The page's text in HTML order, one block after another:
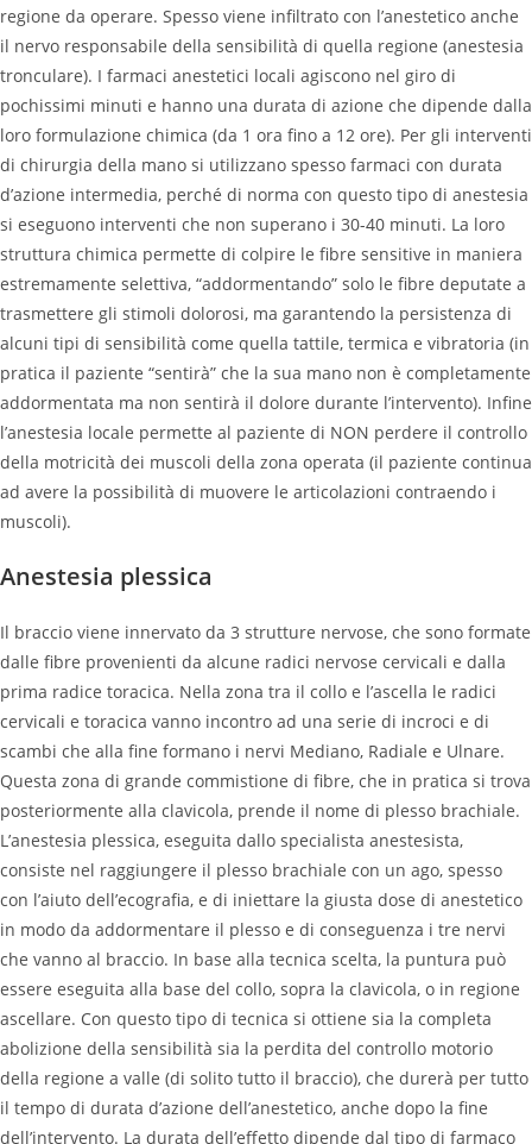
regione da operare. Spesso viene infiltrato con l’anestetico anche
il nervo responsabile della sensibilità di quella regione (anestesia
tronculare). I farmaci anestetici locali agiscono nel giro di
pochissimi minuti e hanno una durata di azione che dipende dalla
loro formulazione chimica (da 1 ora fino a 12 ore). Per gli interventi
di chirurgia della mano si utilizzano spesso farmaci con durata
d’azione intermedia, perché di norma con questo tipo di anestesia
si eseguono interventi che non superano i 30-40 minuti. La loro
struttura chimica permette di colpire le fibre sensitive in maniera
estremamente selettiva, “addormentando” solo le fibre deputate a
trasmettere gli stimoli dolorosi, ma garantendo la persistenza di
alcuni tipi di sensibilità come quella tattile, termica e vibratoria (in
pratica il paziente “sentirà” che la sua mano non è completamente
addormentata ma non sentirà il dolore durante l’intervento). Infine
l’anestesia locale permette al paziente di NON perdere il controllo
della motricità dei muscoli della zona operata (il paziente continua
ad avere la possibilità di muovere le articolazioni contraendo i
muscoli).
Anestesia plessica
Il braccio viene innervato da 3 strutture nervose, che sono formate
dalle fibre provenienti da alcune radici nervose cervicali e dalla
prima radice toracica. Nella zona tra il collo e l’ascella le radici
cervicali e toracica vanno incontro ad una serie di incroci e di
scambi che alla fine formano i nervi Mediano, Radiale e Ulnare.
Questa zona di grande commistione di fibre, che in pratica si trova
posteriormente alla clavicola, prende il nome di plesso brachiale.
L’anestesia plessica, eseguita dallo specialista anestesista,
consiste nel raggiungere il plesso brachiale con un ago, spesso
con l’aiuto dell’ecografia, e di iniettare la giusta dose di anestetico
in modo da addormentare il plesso e di conseguenza i tre nervi
che vanno al braccio. In base alla tecnica scelta, la puntura può
essere eseguita alla base del collo, sopra la clavicola, o in regione
ascellare. Con questo tipo di tecnica si ottiene sia la completa
abolizione della sensibilità sia la perdita del controllo motorio
della regione a valle (di solito tutto il braccio), che durerà per tutto
il tempo di durata d’azione dell’anestetico, anche dopo la fine
dell’intervento. La durata dell’effetto dipende dal tipo di farmaco